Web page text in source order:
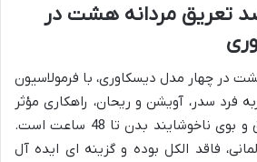
تعریق مردانه هشت در
در چهار مدل دیسکاوری، با فرمولاسیون
فرد سدر، آویشن و ریحان، راهکاری مؤثر
برای خداحافظی با تعریق و بوی ناخوشایند بدن تا 48 ساعت است.
فاقد الکل بوده و گزینه ای ایده آل